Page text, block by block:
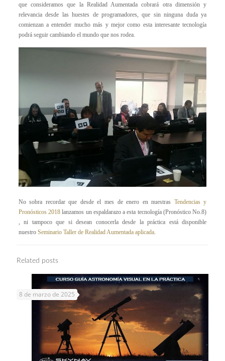
que consideramos que la Realidad Aumentada cobrará otra dimensión y
relevancia desde las huestes de programadores, que sin ninguna duda ya
comienzan a entender mucho más y mejor como esta interesante tecnología
podrá seguir cambiando el mundo que nos rodea.
No sobra recordar que desde el mes de enero en nuestras Tendencias y
Pronósticos 2018 lanzamos un espaldarazo a esta tecnología (Pronóstico No.8)
, ni tampoco que si desean conocerla desde la práctica está disponible
nuestro Seminario Taller de Realidad Aumentada aplicada.
Related posts
8 de marzo de 2025